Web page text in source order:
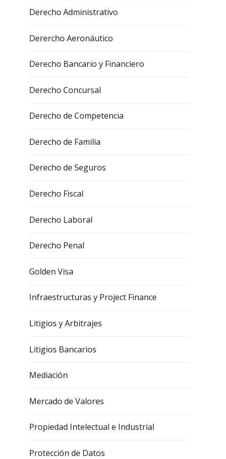
Derecho Administrativo
Derercho Aeronáutico
Derecho Bancario y Financiero
Derecho Concursal
Derecho de Competencia
Derecho de Familia
Derecho de Seguros
Derecho Fiscal
Derecho Laboral
Derecho Penal
Golden Visa
Infraestructuras y Project Finance
Litigios y Arbitrajes
Litigios Bancarios
Mediación
Mercado de Valores
Propiedad Intelectual e Industrial
Protección de Datos